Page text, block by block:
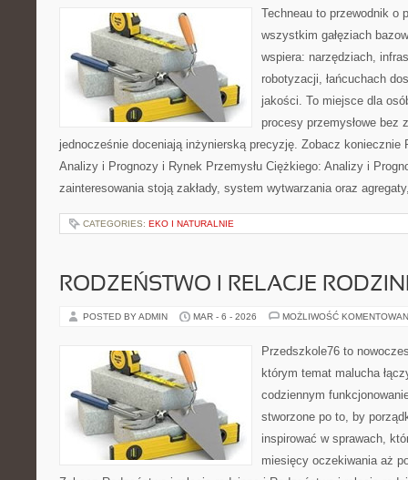
Techneau to przewodnik o
wszystkim gałęziach
wspiera: narzędziach,
robotyzacji, łańcuchach
jakości. To miejsce dla
procesy przemysłowe bez
jednocześnie doceniają inżynierską precyzję. Zobacz koniecznie
Analizy i Prognozy i Rynek Przemysłu Ciężkiego: Analizy i
zainteresowania stoją zakłady, system wytwarzania oraz
CATEGORIES: EKO I NATURALNIE
RODZEŃSTWO I RELACJE
POSTED BY ADMIN MAR - 6 - 2026 MOŻLIWOŚĆ
Przedszkole76 to
którym temat malucha
codziennym
stworzone po to, by
inspirować w sprawach,
miesięcy oczekiwania aż